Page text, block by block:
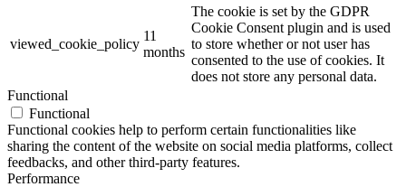
viewed_cookie_policy
11
months
The cookie is set by the GDPR
Cookie Consent plugin and is used
to store whether or not user has
consented to the use of cookies. It
does not store any personal data.
Functional
Functional
Functional cookies help to perform certain functionalities like
sharing the content of the website on social media platforms, collect
feedbacks, and other third-party features.
Performance